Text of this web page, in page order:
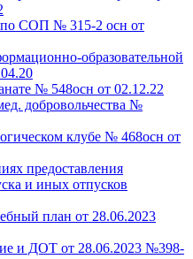
СОП № 315-2 осн от
образовательной
№ 548осн от 02.12.22
добровольчества №
клубе № 468осн от
предоставления
и иных отпусков
план от 28.06.2023
и ДОТ от 28.06.2023 №398-